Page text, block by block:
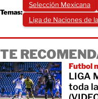
Temas:
Selección Mexicana
Liga de Naciones de
TE
Futbol
LIGA
toda